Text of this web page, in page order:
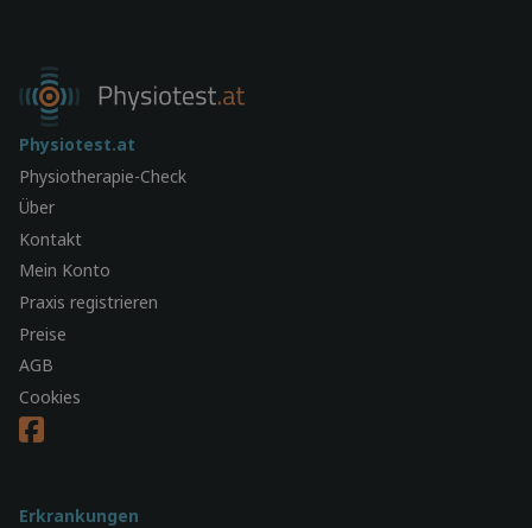
Physiotest.at
Physiotherapie-Check
Über
Kontakt
Mein Konto
Praxis registrieren
Preise
AGB
Cookies
Erkrankungen